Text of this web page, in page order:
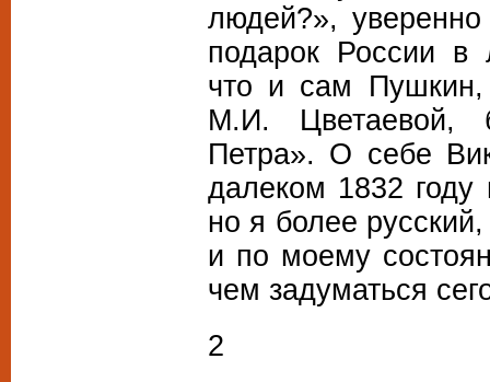
людей?»,
подарок России в
что и сам Пушкин,
М.И. Цветаевой,
Петра». О себе
далеком 1832
но я более
и по моему
чем задуматься
2